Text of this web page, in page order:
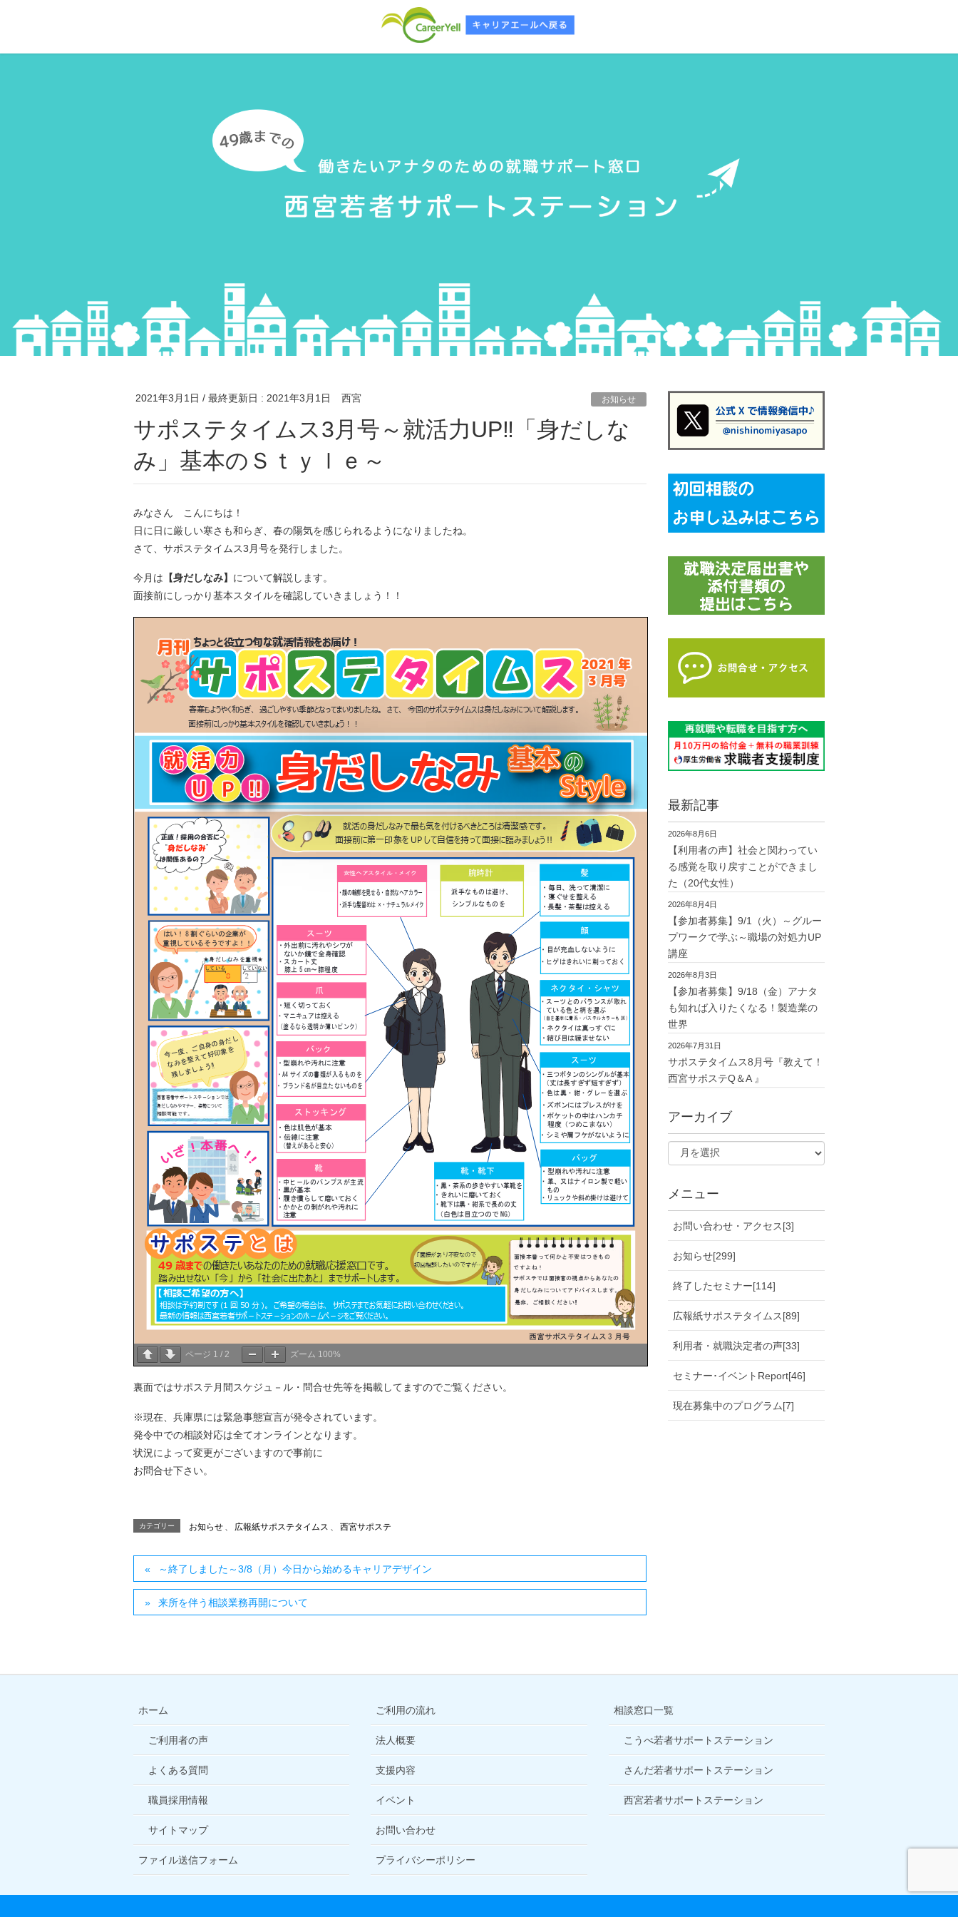
2021年3月1日 / 最終更新日 : 2021年3月1日 西宮 お知らせ
サポステタイムス3月号～就活力UP‼「身だしな
み」基本のＳｔｙｌｅ～
みなさん こんにちは！
日に日に厳しい寒さも和らぎ、春の陽気を感じられるようになりましたね。
さて、サポステタイムス3月号を発行しました。
今月は 【身だしなみ】 について解説します。
面接前にしっかり基本スタイルを確認していきましょう！！
ページ 1 / 2 ズーム 100%
裏面ではサポステ月間スケジュ－ル・問合せ先等を掲載してますのでご覧ください。
※現在、兵庫県には緊急事態宣言が発令されています。
発令中での相談対応は全てオンラインとなります。
状況によって変更がございますので事前に
お問合せ下さい。
カテゴリー お知らせ 、 広報紙サポステタイムス 、 西宮サポステ
～終了しました～3/8（月）今日から始めるキャリアデザイン
来所を伴う相談業務再開について
最新記事
2026年8月6日
【利用者の声】社会と関わってい
る感覚を取り戻すことができまし
た（20代女性）
2026年8月4日
【参加者募集】9/1（火）～グルー
プワークで学ぶ～職場の対処力UP
講座
2026年8月3日
【参加者募集】9/18（金）アナタ
も知れば入りたくなる！製造業の
世界
2026年7月31日
サポステタイムス8月号『教えて！
西宮サポステQ＆A 』
アーカイブ
メニュー
お問い合わせ・アクセス[3]
お知らせ[299]
終了したセミナー[114]
広報紙サポステタイムス[89]
利用者・就職決定者の声[33]
セミナー･イベントReport[46]
現在募集中のプログラム[7]
ホーム
ご利用者の声
よくある質問
職員採用情報
サイトマップ
ファイル送信フォーム
ご利用の流れ
法人概要
支援内容
イベント
お問い合わせ
プライバシーポリシー
相談窓口一覧
こうべ若者サポートステーション
さんだ若者サポートステーション
西宮若者サポートステーション